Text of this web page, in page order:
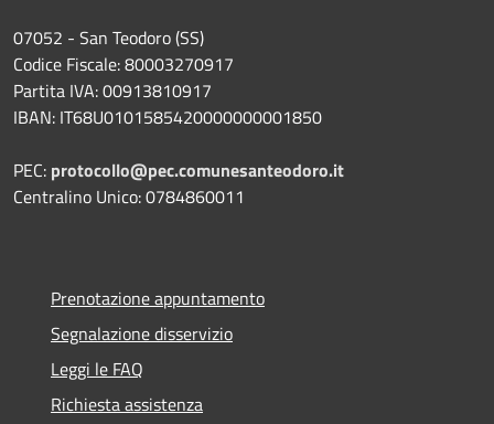
07052 - San Teodoro (SS)
Codice Fiscale: 80003270917
Partita IVA: 00913810917
IBAN: IT68U0101585420000000001850
PEC: protocollo@pec.comunesanteodoro.it
Centralino Unico: 0784860011
Prenotazione appuntamento
Segnalazione disservizio
Leggi le FAQ
Richiesta assistenza